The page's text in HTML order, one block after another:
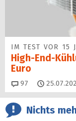
IM TEST VOR 15
High-End-
Euro
97 Kommentare
Nichts